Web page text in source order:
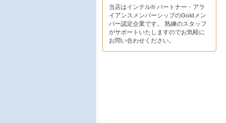
当店はインテル® パートナー・アラ
イアンスメンバーシップのGoldメン
バー認定企業です。 熟練のスタッフ
がサポートいたしますのでお気軽に
お問い合わせください。